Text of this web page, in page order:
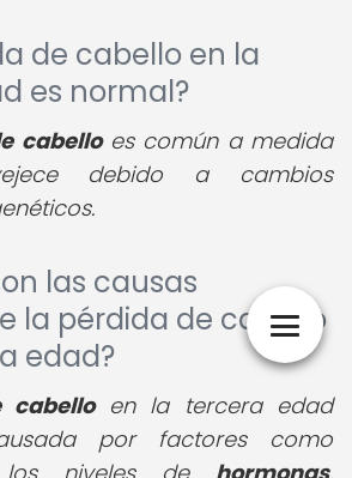
de cabello en la
es normal?
cabelloes común a medida
debido a cambios
las causas
la pérdida de cabello
edad?
cabelloen la tercera edad
por factores como